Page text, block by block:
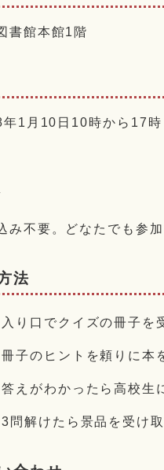
書館本館1階
年1月10日10時から17
み不要。どなたでも参
法
入り口でクイズの冊子を
冊子のヒントを頼りに本
答えがわかったら高校生
3問解けたら景品を受け取